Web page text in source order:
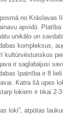
no Krāslavas
apvidū.
unikālo un
kompleksus,
kultūrvēsturiskos
ir saglabājusi
īpatnība ir 8
Katra šā upes
lokiem ir tikai 2-
loki”, atpūtas